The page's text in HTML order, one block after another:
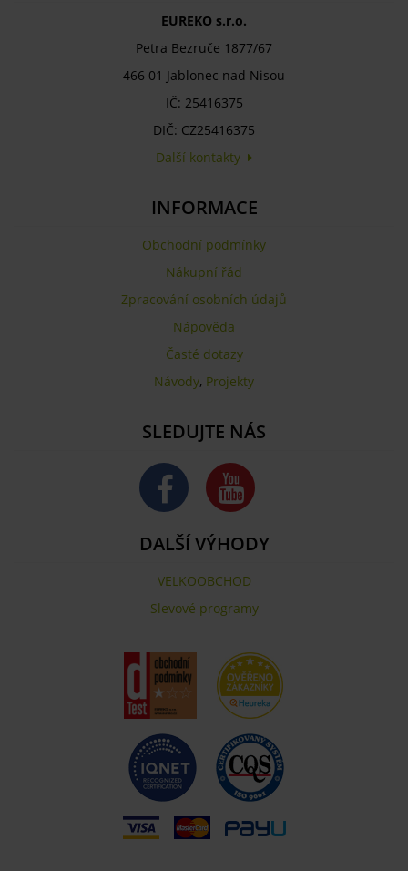
EUREKO s.r.o.
Petra Bezruče 1877/67
466 01 Jablonec nad Nisou
IČ: 25416375
DIČ: CZ25416375
Další kontakty
INFORMACE
Obchodní podmínky
Nákupní řád
Zpracování osobních údajů
Nápověda
Časté dotazy
Návody, Projekty
SLEDUJTE NÁS
DALŠÍ VÝHODY
VELKOOBCHOD
Slevové programy